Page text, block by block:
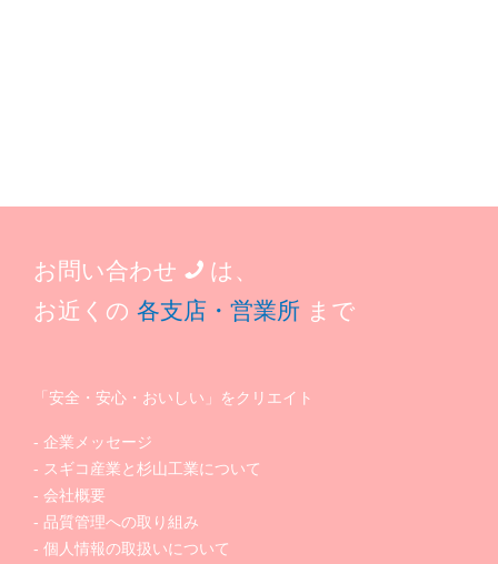
お問い合わせ
は、
お近くの 各支店・営業所 まで
「安全・安心・おいしい」をクリエイト
企業メッセージ
スギコ産業と杉山工業について
会社概要
品質管理への取り組み
個人情報の取扱いについて